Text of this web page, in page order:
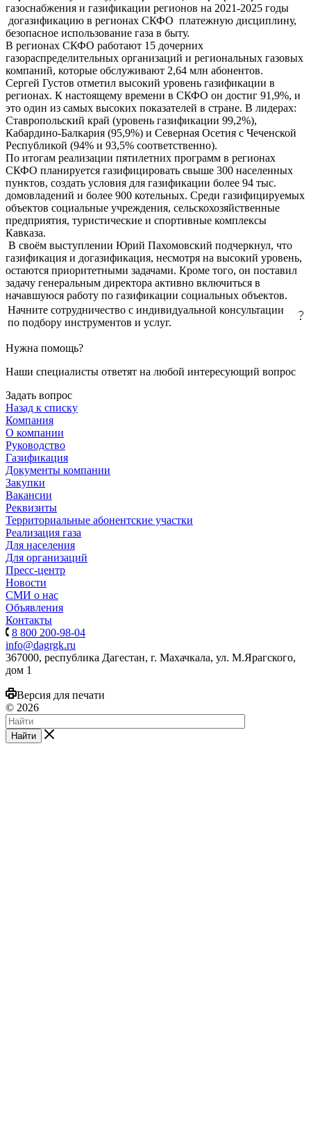
газоснабжения и газификации регионов на 2021-2025 годы
догазификацию в регионах СКФО платежную дисциплину,
безопасное использование газа в быту.
В регионах СКФО работают 15 дочерних
газораспределительных организаций и региональных газовых
компаний, которые обслуживают 2,64 млн абонентов.
Сергей Густов отметил высокий уровень газификации в
регионах. К настоящему времени в СКФО он достиг 91,9%, и
это один из самых высоких показателей в стране. В лидерах:
Ставропольский край (уровень газификации 99,2%),
Кабардино-Балкария (95,9%) и Северная Осетия с Чеченской
Республикой (94% и 93,5% соответственно).
По итогам реализации пятилетних программ в регионах
СКФО планируется газифицировать свыше 300 населенных
пунктов, создать условия для газификации более 94 тыс.
домовладений и более 900 котельных. Среди газифицируемых
объектов социальные учреждения, сельскохозяйственные
предприятия, туристические и спортивные комплексы
Кавказа.
В своём выступлении Юрий Пахомовский подчеркнул, что
газификация и догазификация, несмотря на высокий уровень,
остаются приоритетными задачами. Кроме того, он поставил
задачу генеральным директора активно включиться в
начавшуюся работу по газификации социальных объектов.
Начните сотрудничество с индивидуальной консультации
по подбору инструментов и услуг.
Нужна помощь?
Наши специалисты ответят на любой интересующий вопрос
Задать вопрос
Назад к списку
Компания
О компании
Руководство
Газификация
Документы компании
Закупки
Вакансии
Реквизиты
Территориальные абонентские участки
Реализация газа
Для населения
Для организаций
Пресс-центр
Новости
СМИ о нас
Объявления
Контакты
8 800 200-98-04
info@dagrgk.ru
367000, республика Дагестан, г. Махачкала, ул. М.Ярагского,
дом 1
Версия для печати
© 2026
Найти